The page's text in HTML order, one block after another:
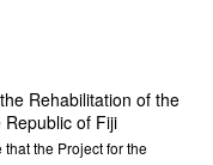
Rehabilitation of the
Republic of Fiji
the Project for the